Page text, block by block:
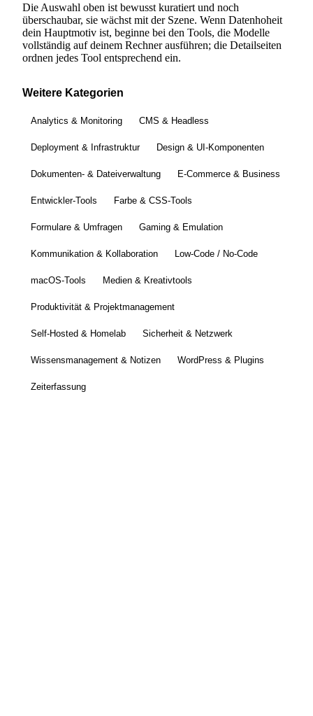
Die Auswahl oben ist bewusst kuratiert und noch
überschaubar, sie wächst mit der Szene. Wenn Datenhoheit
dein Hauptmotiv ist, beginne bei den Tools, die Modelle
vollständig auf deinem Rechner ausführen; die Detailseiten
ordnen jedes Tool entsprechend ein.
Weitere Kategorien
Analytics & Monitoring CMS & Headless
Deployment & Infrastruktur Design & UI-Komponenten
Dokumenten- & Dateiverwaltung E-Commerce & Business
Entwickler-Tools Farbe & CSS-Tools
Formulare & Umfragen Gaming & Emulation
Kommunikation & Kollaboration Low-Code / No-Code
macOS-Tools Medien & Kreativtools
Produktivität & Projektmanagement
Self-Hosted & Homelab Sicherheit & Netzwerk
Wissensmanagement & Notizen WordPress & Plugins
Zeiterfassung